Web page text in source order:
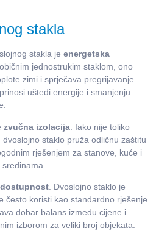
stakla
stakla je energetska
jednostrukim staklom, ono
zimi i sprječava pregrijavanje
uštedi energije i smanjenju
zvučna izolacija . Iako nije toliko
, dvoslojno staklo pruža odličnu zaštitu
rješenjem za stanove, kuće i
. Dvoslojno staklo je
često koristi kao standardno rješenje
dobar balans između cijene i
izborom za veliki broj objekata.